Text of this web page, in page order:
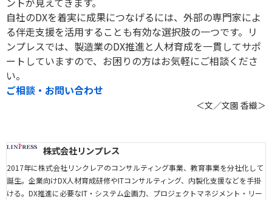
自社のDXを着実に成果につなげるには、外部の専門家によ
る伴走支援を活用することも有効な選択肢の一つです。リ
ンプレスでは、製造業のDX推進と人材育成を一貫してサポ
ートしていますので、お困りの方はお気軽にご相談くださ
い。
ご相談・お問い合わせ
＜文／文園 香織＞
株式会社リンプレス
2017年に株式会社リンクレアのコンサルティング事業、教育事業を分社化して
誕生。企業向けDX人材育成研修やITコンサルティング、内製化支援などを手掛
ける。DX推進に必要なIT・システム企画力、プロジェクトマネジメント・リー